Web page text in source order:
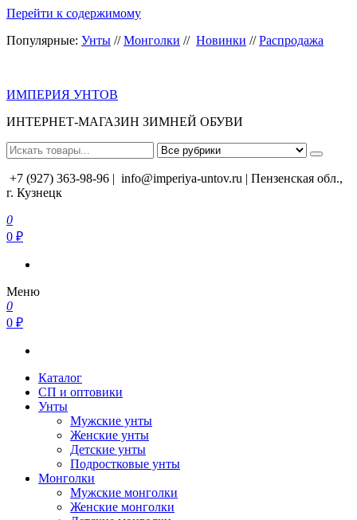
Перейти к содержимому
Популярные: Унты //Монголки // Новинки //Распродажа
ИМПЕРИЯ УНТОВ
ИНТЕРНЕТ-МАГАЗИН ЗИМНЕЙ ОБУВИ
+7 (927) 363-98-96 | info@imperiya-untov.ru | Пензенская обл.,
г. Кузнецк
0
0 ₽
Меню
0
0 ₽
Каталог
СП и оптовики
Унты
Мужские унты
Женские унты
Детские унты
Подростковые унты
Монголки
Мужские монголки
Женские монголки